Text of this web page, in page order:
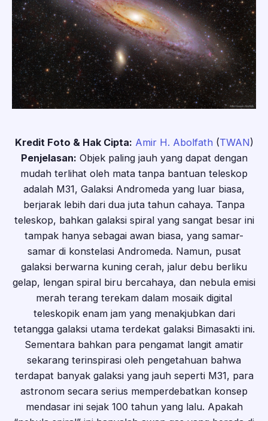
Kredit Foto & Hak Cipta: Amir H. Abolfath (TWAN)
Penjelasan: Objek paling jauh yang dapat dengan
mudah terlihat oleh mata tanpa bantuan teleskop
adalah M31, Galaksi Andromeda yang luar biasa,
berjarak lebih dari dua juta tahun cahaya. Tanpa
teleskop, bahkan galaksi spiral yang sangat besar ini
tampak hanya sebagai awan biasa, yang samar-
samar di konstelasi Andromeda. Namun, pusat
galaksi berwarna kuning cerah, jalur debu berliku
gelap, lengan spiral biru bercahaya, dan nebula emisi
merah terang terekam dalam mosaik digital
teleskopik enam jam yang menakjubkan dari
tetangga galaksi utama terdekat galaksi Bimasakti ini.
Sementara bahkan para pengamat langit amatir
sekarang terinspirasi oleh pengetahuan bahwa
terdapat banyak galaksi yang jauh seperti M31, para
astronom secara serius memperdebatkan konsep
mendasar ini sejak 100 tahun yang lalu. Apakah